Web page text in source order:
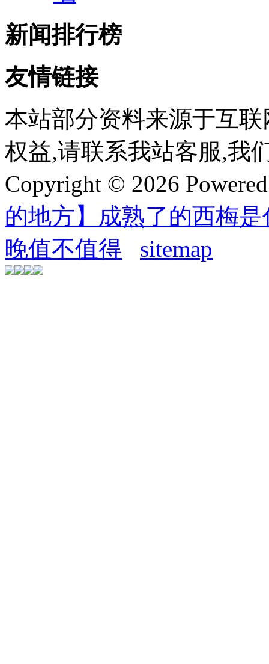
新闻排行榜
友情链接
本站部分资料来源于互
权益,请联系我站客服,我
Copyright © 2026
的地方】成熟了的西梅
晚值不值得
sitemap